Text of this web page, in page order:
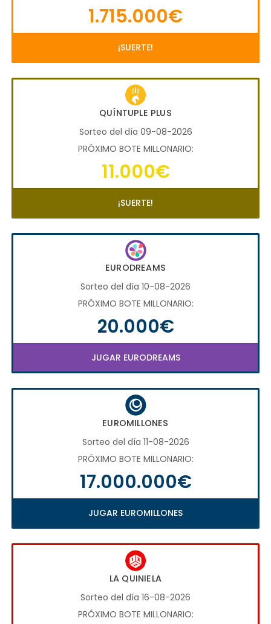
1.715.000€
¡SUERTE!
QUÍNTUPLE PLUS
Sorteo del día 09-08-2026
PRÓXIMO BOTE MILLONARIO:
11.000€
¡SUERTE!
EURODREAMS
Sorteo del día 10-08-2026
PRÓXIMO BOTE MILLONARIO:
20.000€
JUGAR EURODREAMS
EUROMILLONES
Sorteo del día 11-08-2026
PRÓXIMO BOTE MILLONARIO:
17.000.000€
JUGAR EUROMILLONES
LA QUINIELA
Sorteo del día 16-08-2026
PRÓXIMO BOTE MILLONARIO: